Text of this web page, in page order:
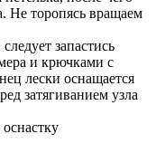
Не торопясь вращаем
запастись
и крючками с
лески оснащается
затягиванием узла